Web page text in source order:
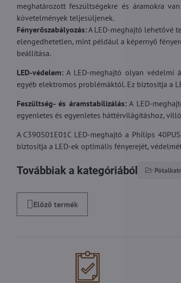
meghatározott feszültségekre és áramokra
követelmények teljesüljenek.
Fényerőszabályozás:A LED-meghajtó lehetővé
elengedhetetlen, mint például a képernyő
beállítása.
LED-védelem:A LED-meghajtó olyan védelmi
egyéb elektromos problémáktól. Ez biztosítja a
Feszültség- és áramstabilizálás:A LED-
egyenletes és egyenletes háttérvilágításhoz,
A C390S01E01C LED-meghajtó a Philips
biztosítja a LED-ek optimális fényerejét,
Továbbiak a kategóriából
Előző termék